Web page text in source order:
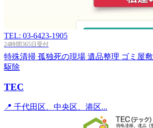
TEL: 03-6423-1905
24時間365日受付
特殊清掃 孤独死の現場 遺品整理 ゴミ屋
駆除
TEC
📍 千代田区、中央区、港区...